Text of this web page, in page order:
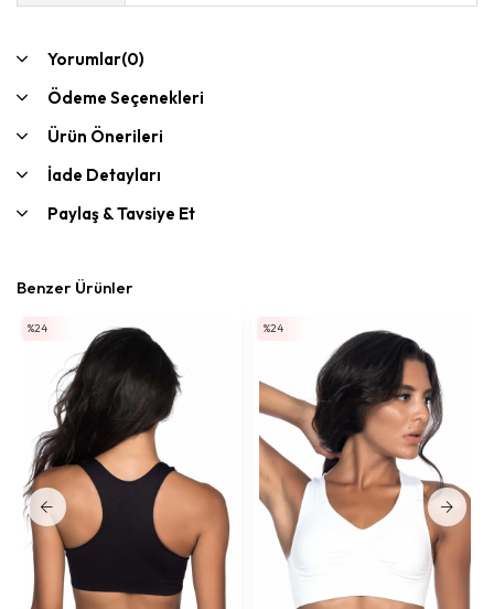
Yorumlar(0)
Ödeme Seçenekleri
Ürün Önerileri
İade Detayları
Paylaş & Tavsiye Et
Benzer Ürünler
%24 %24